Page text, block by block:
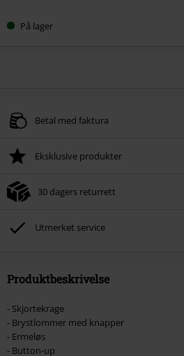
På lager
Betal med faktura
Eksklusive produkter
30 dagers returrett
Utmerket service
Produktbeskrivelse
- Skjortekrage
- Brystlommer med knapper
- Ermeløs
- Button-up